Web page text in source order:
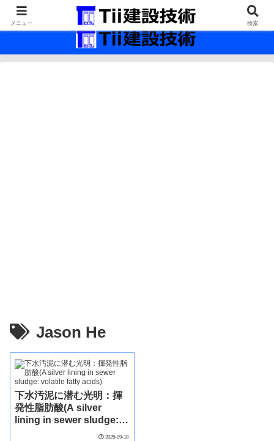
最新の建設技術の情報インフラ。
Jason He
下水汚泥に潜む光明：揮
発性脂肪酸(A silver
lining in sewer sludge:
volatile fatty acids)
2025-09-18
メニュー 検索